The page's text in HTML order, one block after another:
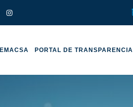
EMACSA PORTAL DE TRANSPARENCIA